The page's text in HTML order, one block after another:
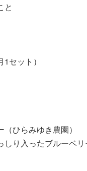
と
セット）
ひらみゆき農園）
り入ったブルーベ